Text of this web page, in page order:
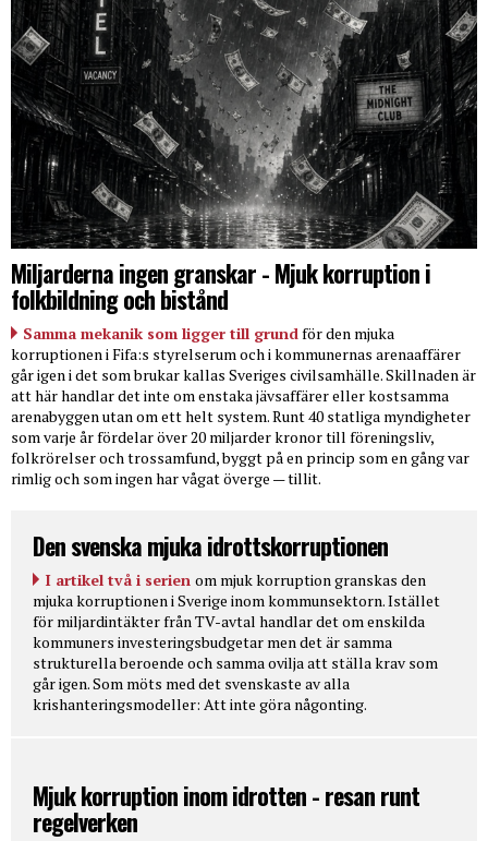
Miljarderna ingen granskar - Mjuk korruption i
folkbildning och bistånd
Samma mekanik som ligger till grundför den mjuka
korruptionen i Fifa:s styrelserum och i kommunernas arenaaffärer
går igen i det som brukar kallas Sveriges civilsamhälle. Skillnaden är
att här handlar det inte om enstaka jävsaffärer eller kostsamma
arenabyggen utan om ett helt system. Runt 40 statliga myndigheter
som varje år fördelar över 20 miljarder kronor till föreningsliv,
folkrörelser och trossamfund, byggt på en princip som en gång var
rimlig och som ingen har vågat överge — tillit.
Den svenska mjuka idrottskorruptionen
I artikel två i serien om mjuk korruption granskas den
mjuka korruptionen i Sverige inom kommunsektorn. Istället
för miljardintäkter från TV-avtal handlar det om enskilda
kommuners investeringsbudgetar men det är samma
strukturella beroende och samma ovilja att ställa krav som
går igen. Som möts med det svenskaste av alla
krishanteringsmodeller: Att inte göra någonting.
Mjuk korruption inom idrotten - resan runt
regelverken